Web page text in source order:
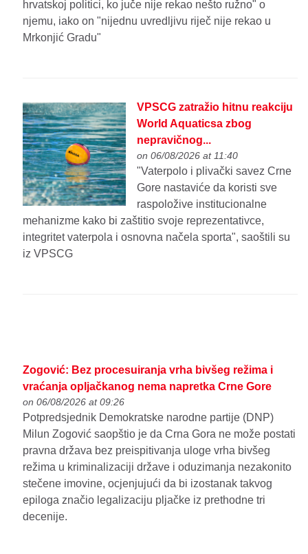
hrvatskoj politici, ko juče nije rekao nešto ružno" o
njemu, iako on "nijednu uvredljivu riječ nije rekao u
Mrkonjić Gradu"
VPSCG zatražio hitnu reakciju
World Aquaticsa zbog
nepravičnog...
on 06/08/2026 at 11:40
"Vaterpolo i plivački savez Crne
Gore nastaviće da koristi sve
raspoložive institucionalne
mehanizme kako bi zaštitio svoje reprezentativce,
integritet vaterpola i osnovna načela sporta", saoštili su
iz VPSCG
Zogović: Bez procesuiranja vrha bivšeg režima i
vraćanja opljačkanog nema napretka Crne Gore
on 06/08/2026 at 09:26
Potpredsjednik Demokratske narodne partije (DNP)
Milun Zogović saopštio je da Crna Gora ne može postati
pravna država bez preispitivanja uloge vrha bivšeg
režima u kriminalizaciji države i oduzimanja nezakonito
stečene imovine, ocjenjujući da bi izostanak takvog
epiloga značio legalizaciju pljačke iz prethodne tri
decenije.